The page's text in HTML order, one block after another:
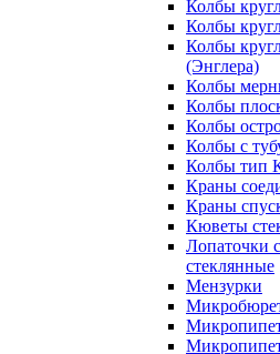
Колбы
Колбы
Колбы
(Энглера)
Колбы
Колбы
Колбы
Колбы с
Колбы тип
Краны
Краны
Кюветы
Лопаточки
стеклянные
Мензурки